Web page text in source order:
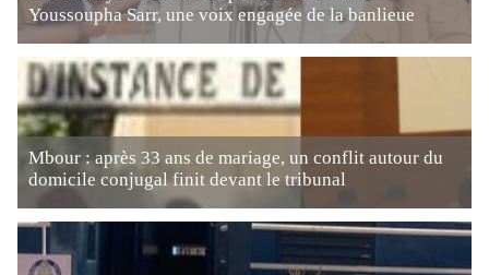
Youssoupha Sarr, une voix engagée de la banlieue
Mbour : après 33 ans de mariage, un conflit autour du
domicile conjugal finit devant le tribunal